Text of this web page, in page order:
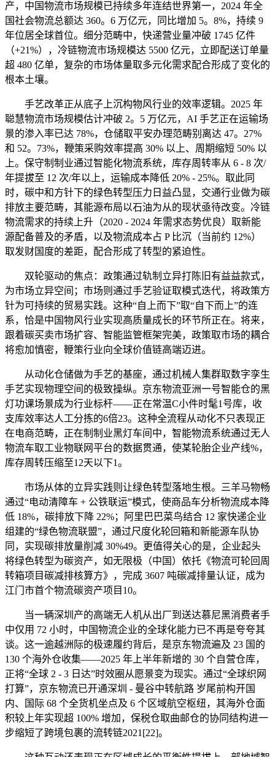
产，中国物流市场规模已持续多年连结世界第一，2024 年全
国社会物流总额达 360。6 万亿元，同比增加 5。8%，持续 9
年位居全球首位。细分范畴中，快递营业量冲破 1745 亿件
（+21%），冷链物流市场规模达 5500 亿元，立即配送订单量
超 480 亿单，复杂的市场体量取多元化需求配合形成了变化的
根本土壤。
手艺改革正从底子上沉构物风行业的效率逻辑。2025 年
聪慧物流市场规模估计冲破 2。5 万亿元，AI 手艺正在运输场
景的渗入率已达 78%，仓储取平安办理范畴别离达 47。27%
和 52。73%，鞭策采购效率提高 30% 以上、周期缩短 50% 以
上。保守制制业通过智能化物流系统，库存周转率从 6 - 8 次/
年提拔至 12 次/年以上，运输成本降低 20% - 25%。取此同
时，碳中和方针下的绿色转型压力日益凸显，交通行业做为碳
排放主要范畴，其能源布局以石油为从的现状亟待改变。冷链
物流需求的持续上升（2020 - 2024 年需求态势优良）取新能
源配备普及的矛盾，以及物流成本占 P 比沉（当前约 12%）
取发财国度的差距，配合形成了转型的紧迫性。
双轮驱动的焦点：政策通过轨制立异打陈旧有益益款式，
为市场立异空间；市场则通过手艺验证取模式迭代，将政策方
针为可持续的贸易实践。这种“自上而下”取“自下而上”的连
系，恰是中国物风行业实现高质量成长的环节所正在。将来，
跟着碳买卖市场扩容、智能监管框架完美，政策取市场的耦合
将愈加慎密，鞭策行业向全球价值链高端迈进。
从动化仓储做为手艺的基座，通过机械人集群取数字孪生
手艺实现物理空间的极致操纵。京东物流亚洲一号智能仓的黑
灯功课场景成为行业标杆——正在常温C小件时髦1号库，收
支库效率达人工分拣的6倍23。这种全流程从动化不只表现正
在电商范畴，正在制制业黑灯车间中，智能物流系统通过无人
物流车取工业物联网平台的数据贯通，使某轮胎企业产线%，
库存周转压缩至12天以下1。
市场从体的立异实践则让绿色转型落地生根。三羊马物畅
通过“电动清障车 + 公铁联运”模式，使商品车分析物流成本降
低 18%，碳排放下降 22%；阿里巴巴菜鸟结合 12 家快递企业
组建的“绿色物流联盟”，通过尺度化轮回箱和新能源车队协
同，实现碳排放量削减 30%49。更值得关心的是，企业起头
将绿色转型为碳资产，如无限极（中国）依托《物流可轮回周
转箱项目碳减排核算方》，完成 3607 吨碳减排量认证，成为
江门市首个物流碳资产项目10。
当一辆深圳产的高端无人机从出厂到送达慕尼黑消费者手
中仅用 72 小时，中国物流企业的全球化能力已不再是夸夸其
谈。这一逾越洲际的极速履约背后，是京东物流遍及 23 国的
130 个海外仓收集——2025 年上半年新增的 30 个自营仓库，
正将“全球 2 - 3 日达”时效圈从愿景变为现实。通过“全球织网
打算”，京东物流已开通深圳 - 曼谷中转航路 岁尾前构开国
内、国际 68 个全货机坐点及 6 个区域航空枢纽，其海外仓面
积较上年实现超 100% 增加，保税仓取曲邮仓的协同结构进一
步缩短了跨境包裹的流转链2021[22]。